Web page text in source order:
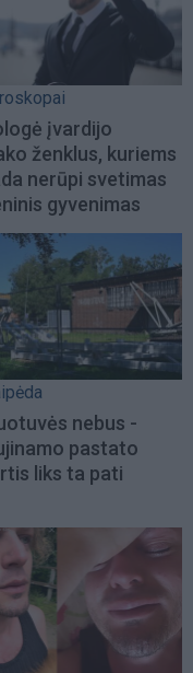
įvardijo
ženklus, kuriems
nerūpi svetimas
gyvenimas
nebus -
pastato
liks ta pati